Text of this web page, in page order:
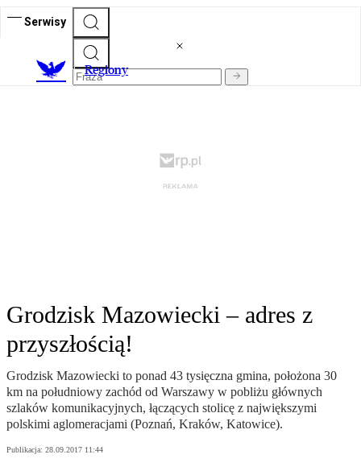
Serwisy
Regiony
Grodzisk Mazowiecki – adres z
przyszłością!
Grodzisk Mazowiecki to ponad 43 tysięczna gmina, położona 30
km na południowy zachód od Warszawy w pobliżu głównych
szlaków komunikacyjnych, łączących stolicę z największymi
polskimi aglomeracjami (Poznań, Kraków, Katowice).
Publikacja: 28.09.2017 11:44